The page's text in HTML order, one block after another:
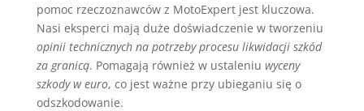
pomoc rzeczoznawców z MotoExpert jest kluczowa.
Nasi eksperci mają duże doświadczenie w tworzeniu
opinii technicznych na potrzeby procesu likwidacji szkód
za granicą. Pomagają również w ustaleniu wyceny
szkody w euro, co jest ważne przy ubieganiu się o
odszkodowanie.